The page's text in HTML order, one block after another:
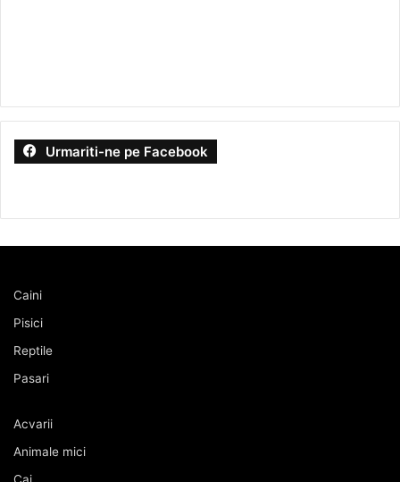
Urmariti-ne pe Facebook
Caini
Pisici
Reptile
Pasari
Acvarii
Animale mici